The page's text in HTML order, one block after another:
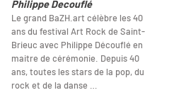
Philippe Decouflé
Le grand BaZH.art célèbre les 40
ans du festival Art Rock de Saint-
Brieuc avec Philippe Découflé en
maitre de cérémonie. Depuis 40
ans, toutes les stars de la pop, du
rock et de la danse …